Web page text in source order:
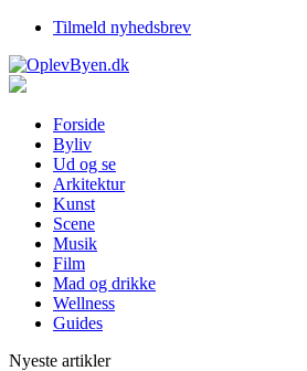
Tilmeld nyhedsbrev
Forside
Byliv
Ud og se
Arkitektur
Kunst
Scene
Musik
Film
Mad og drikke
Wellness
Guides
Nyeste artikler